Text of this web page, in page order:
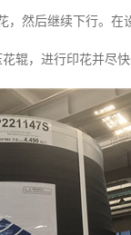
然后继续下行。
辊，进行印花并尽快